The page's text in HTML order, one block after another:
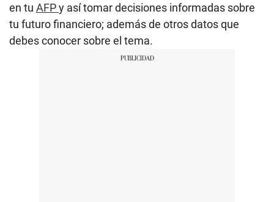
en tu AFPy así tomar decisiones informadas sobre
tu futuro financiero; además de otros datos que
debes conocer sobre el tema.